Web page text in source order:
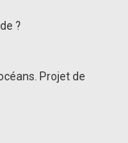
?
Projet de